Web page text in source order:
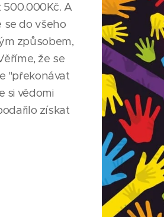
500.000Kč. A
se do všeho
způsobem,
že se
"překonávat
si vědomi
získat